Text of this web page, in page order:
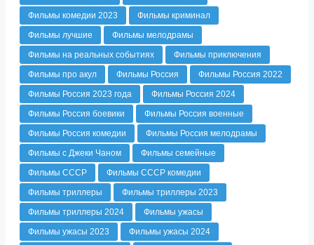
Фильмы комедии 2023
Фильмы криминал
Фильмы лучшие
Фильмы мелодрамы
Фильмы на реальных событиях
Фильмы приключения
Фильмы про акул
Фильмы Россия
Фильмы Россия 2022
Фильмы Россия 2023 года
Фильмы Россия 2024
Фильмы Россия боевики
Фильмы Россия военные
Фильмы Россия комедии
Фильмы Россия мелодрамы
Фильмы с Джеки Чаном
Фильмы семейные
Фильмы СССР
Фильмы СССР комедии
Фильмы триллеры
Фильмы триллеры 2023
Фильмы триллеры 2024
Фильмы ужасы
Фильмы ужасы 2023
Фильмы ужасы 2024